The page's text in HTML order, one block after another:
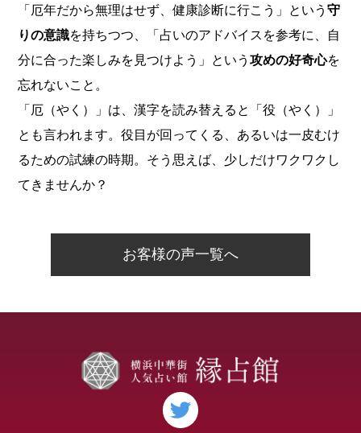
「厄年だから無理はせず、健康診断に行こう」という守
りの意識を持ちつつ、「占いのアドバイスを参考に、自
分に合った楽しみを見つけよう」という攻めの好奇心を
忘れないこと。
「厄（やく）」は、漢字を読み替えると「役（やく）」
とも言われます。役目が回ってくる、あるいは一皮むけ
るための試練の時期。そう思えば、少しだけワクワクし
てきませんか？
お客様の声一覧へ